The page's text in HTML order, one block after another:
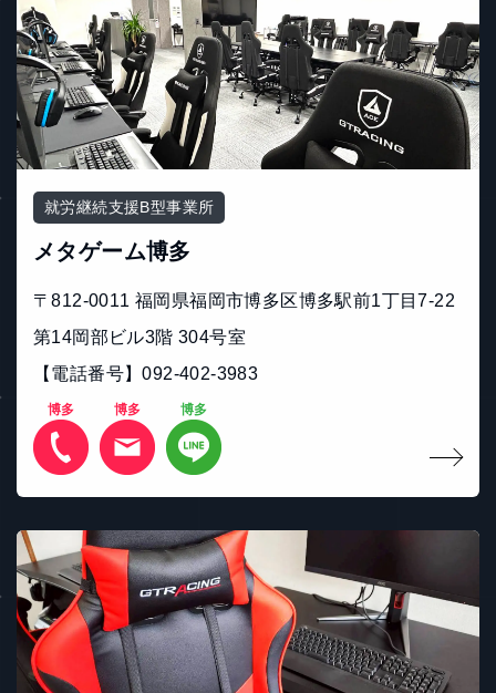
就労継続支援B型事業所
メタゲーム博多
〒812-0011 福岡県福岡市博多区博多駅前1丁目7-22
第14岡部ビル3階 304号室
【電話番号】092-402-3983
博多 博多 博多